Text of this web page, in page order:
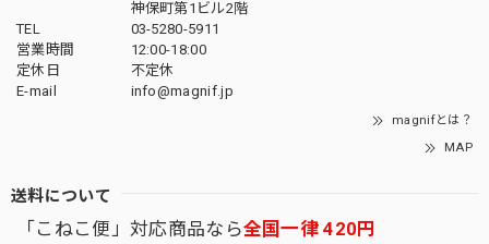
神保町第1ビル2階
TEL
03-5280-5911
営業時間
12:00-18:00
定休日
不定休
E-mail
info@magnif.jp
magnifとは？
MAP
送料について
「こねこ便」対応商品なら全国一律 420円